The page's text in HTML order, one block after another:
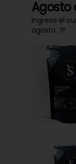
Agosto
Ingresa el
agosto. 🎊